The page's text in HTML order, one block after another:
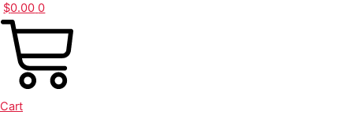
$0.00 0
Cart